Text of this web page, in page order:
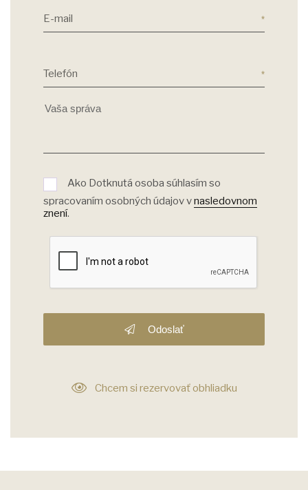
E-mail
Telefón
Ako Dotknutá osoba súhlasím so
spracovaním osobných údajov vnasledovnom
znení.
Odoslať
Chcem si rezervovať obhliadku